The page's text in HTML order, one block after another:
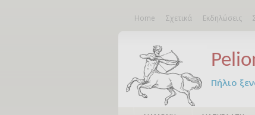
Home Σχετικά Εκδηλώσεις
Πήλιο